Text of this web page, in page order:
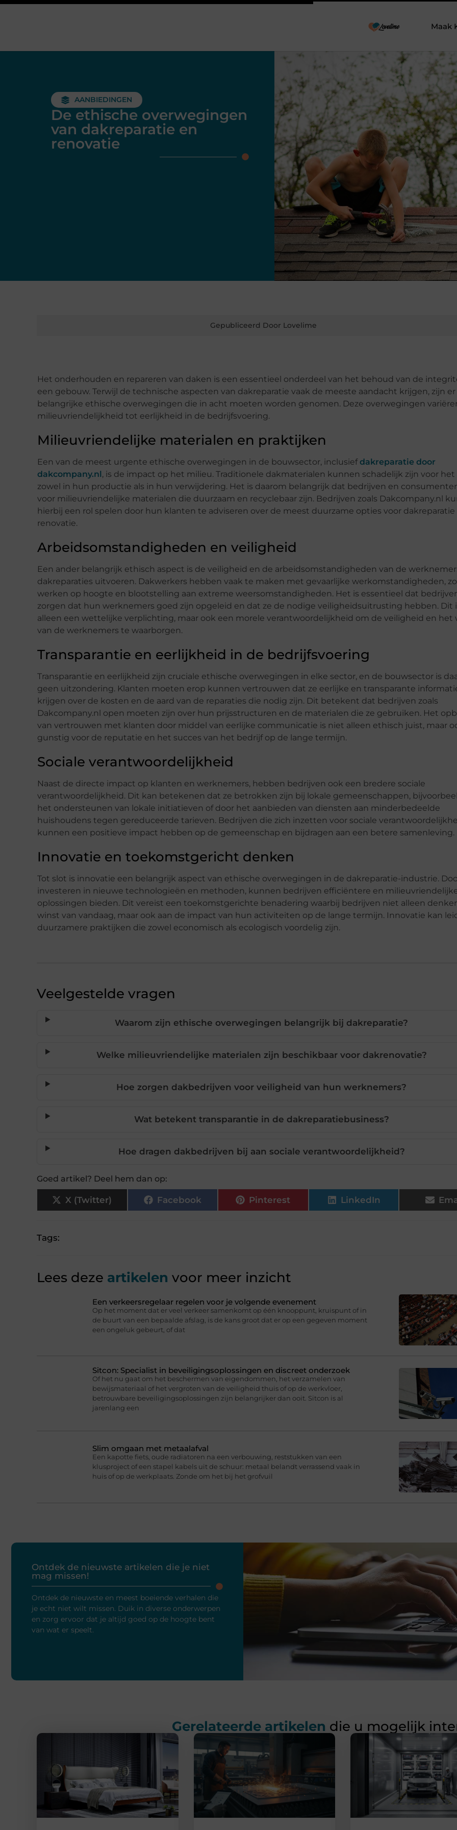
Maak
AANBIEDINGEN
De ethische overwegingen
van dakreparatie en
renovatie
Gepubliceerd Door Lovelime
Het onderhouden en repareren van daken is een essentieel onderdeel van het behoud van de
een gebouw. Terwijl de technische aspecten van dakreparatie vaak de meeste aandacht krijgen, zijn
belangrijke ethische overwegingen die in acht moeten worden genomen. Deze overwegingen
milieuvriendelijkheid tot eerlijkheid in de bedrijfsvoering.
Milieuvriendelijke materialen en praktijken
Een van de meest urgente ethische overwegingen in de bouwsector, inclusiefdakreparatie door
dakcompany.nl , is de impact op het milieu. Traditionele dakmaterialen kunnen schadelijk zijn voor het
zowel in hun productie als in hun verwijdering. Het is daarom belangrijk dat bedrijven en
voor milieuvriendelijke materialen die duurzaam en recyclebaar zijn. Bedrijven zoals Dakcompany.nl
hierbij een rol spelen door hun klanten te adviseren over de meest duurzame opties voor dakreparatie
renovatie.
Arbeidsomstandigheden en veiligheid
Een ander belangrijk ethisch aspect is de veiligheid en de arbeidsomstandigheden van de
dakreparaties uitvoeren. Dakwerkers hebben vaak te maken met gevaarlijke werkomstandigheden,
werken op hoogte en blootstelling aan extreme weersomstandigheden. Het is essentieel dat
zorgen dat hun werknemers goed zijn opgeleid en dat ze de nodige veiligheidsuitrusting hebben. Dit
alleen een wettelijke verplichting, maar ook een morele verantwoordelijkheid om de veiligheid en het
van de werknemers te waarborgen.
Transparantie en eerlijkheid in de bedrijfsvoering
Transparantie en eerlijkheid zijn cruciale ethische overwegingen in elke sector, en de bouwsector is
geen uitzondering. Klanten moeten erop kunnen vertrouwen dat ze eerlijke en transparante
krijgen over de kosten en de aard van de reparaties die nodig zijn. Dit betekent dat bedrijven zoals
Dakcompany.nl open moeten zijn over hun prijsstructuren en de materialen die ze gebruiken. Het
van vertrouwen met klanten door middel van eerlijke communicatie is niet alleen ethisch juist, maar
gunstig voor de reputatie en het succes van het bedrijf op de lange termijn.
Sociale verantwoordelijkheid
Naast de directe impact op klanten en werknemers, hebben bedrijven ook een bredere sociale
verantwoordelijkheid. Dit kan betekenen dat ze betrokken zijn bij lokale gemeenschappen,
het ondersteunen van lokale initiatieven of door het aanbieden van diensten aan minderbedeelde
huishoudens tegen gereduceerde tarieven. Bedrijven die zich inzetten voor sociale
kunnen een positieve impact hebben op de gemeenschap en bijdragen aan een betere samenleving.
Innovatie en toekomstgericht denken
Tot slot is innovatie een belangrijk aspect van ethische overwegingen in de dakreparatie-industrie.
investeren in nieuwe technologieën en methoden, kunnen bedrijven efficiëntere en
oplossingen bieden. Dit vereist een toekomstgerichte benadering waarbij bedrijven niet alleen
winst van vandaag, maar ook aan de impact van hun activiteiten op de lange termijn. Innovatie kan
duurzamere praktijken die zowel economisch als ecologisch voordelig zijn.
Veelgestelde vragen
Waarom zijn ethische overwegingen belangrijk bij dakreparatie?
Welke milieuvriendelijke materialen zijn beschikbaar voor dakrenovatie?
Hoe zorgen dakbedrijven voor veiligheid van hun werknemers?
Wat betekent transparantie in de dakreparatiebusiness?
Hoe dragen dakbedrijven bij aan sociale verantwoordelijkheid?
Goed artikel? Deel hem dan op:
X (Twitter) Facebook Pinterest LinkedIn
Tags:
Lees deze artikelen voor meer inzicht
Een verkeersregelaar regelen voor je volgende evenement
Op het moment dat er veel verkeer samenkomt op één knooppunt, kruispunt of in
de buurt van een bepaalde afslag, is de kans groot dat er op een gegeven moment
een ongeluk gebeurt, of dat
Sitcon: Specialist in beveiligingsoplossingen en discreet onderzoek
Of het nu gaat om het beschermen van eigendommen, het verzamelen van
bewijsmateriaal of het vergroten van de veiligheid thuis of op de werkvloer,
betrouwbare beveiligingsoplossingen zijn belangrijker dan ooit. Sitcon is al
jarenlang een
Slim omgaan met metaalafval
Een kapotte fiets, oude radiatoren na een verbouwing, reststukken van een
klusproject of een stapel kabels uit de schuur: metaal belandt verrassend vaak in
huis of op de werkplaats. Zonde om het bij het grofvuil
Ontdek de nieuwste artikelen die je niet
mag missen!
Ontdek de nieuwste en meest boeiende verhalen die
je echt niet wilt missen. Duik in diverse onderwerpen
en zorg ervoor dat je altijd goed op de hoogte bent
van wat er speelt.
Gerelateerde artikelen die u mogelijk